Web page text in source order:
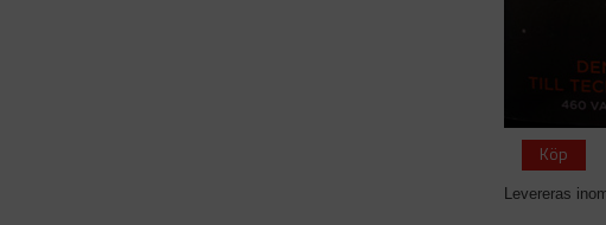
Köp
Levereras